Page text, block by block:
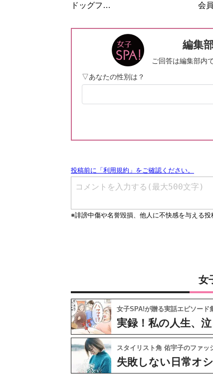
ドッグフ…
会
女
女子SPA!が贈る実話エピソード
実録！私の人生、
スタイリスト角 佑宇子のファッ
失敗しない日常オ